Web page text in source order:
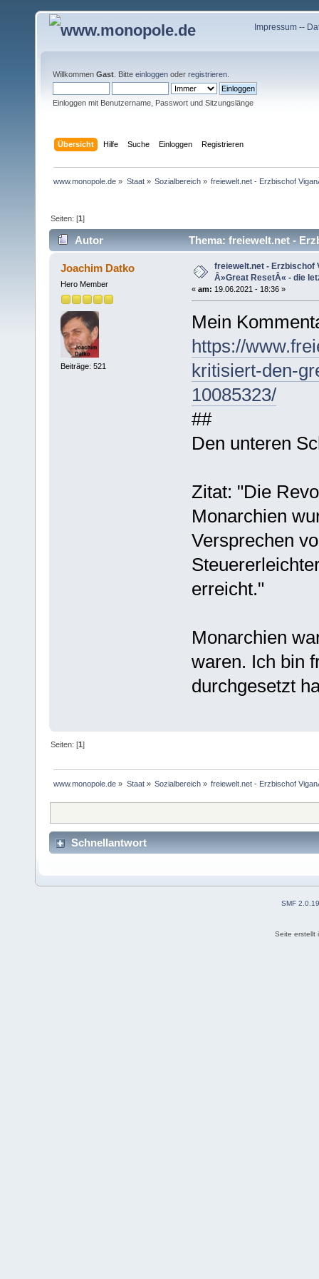
Impressum--
Willkommen Gast . Bitte einloggen oder registrieren
Einloggen mit Benutzername, Passwort und Sitzungslänge
Übersicht Hilfe Suche Einloggen Registrieren
www.monopole.de » Staat» Sozialbereich» freiewelt.net - Erzbischof
Seiten: [1]
Autor
Thema: freiewelt.net -
(Gelesen 6446 mal)
Joachim Datko
Hero Member
Beiträge: 521
freiewelt.net - Erzbischof
Â»Great ResetÂ« - die
« am: 19.06.2021 - 18:36 »
Mein
https://
kritisiert-den-
10085323/
##
Den unteren
Zitat: "Die
Monarchien
Versprechen
erreicht."
Monarchien
waren. Ich bin
durchgesetzt
Seiten: [1]
www.monopole.de » Staat» Sozialbereich» freiewelt.net - Erzbischof
Schnellantwort
SMF 2.0.19
Seite erstellt